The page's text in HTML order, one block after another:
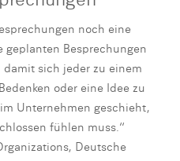
noch eine
geplanten Besprechungen
sich jeder zu einem
oder eine Idee zu
Unternehmen geschieht,
fühlen muss.“
Deutsche